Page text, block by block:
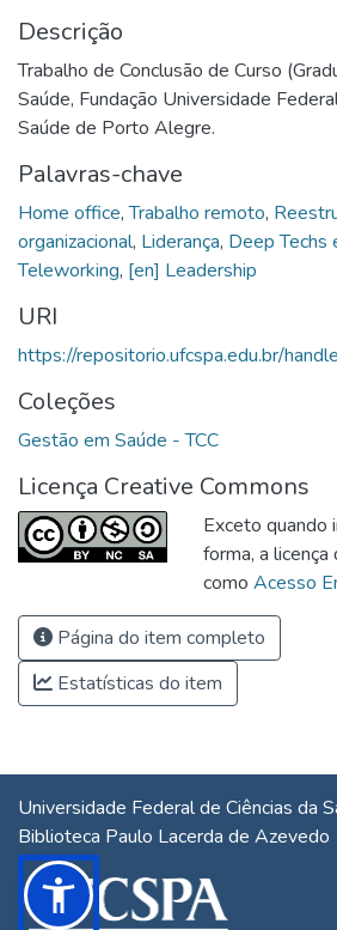
Descrição
Trabalho de Conclusão de Curso
Saúde, Fundação Universidade
Saúde de Porto Alegre.
Palavras-chave
Home office,Trabalho remoto,
organizacional, Liderança, Deep Techs
Teleworking, [en] Leadership
URI
https://repositorio.ufcspa.edu.br/
Coleções
Gestão em Saúde - TCC
Licença Creative Commons
Exceto quando
forma, a
como Acesso
Página do item completo
Estatísticas do item
Universidade Federal de Ciências da
Biblioteca Paulo Lacerda de Azevedo